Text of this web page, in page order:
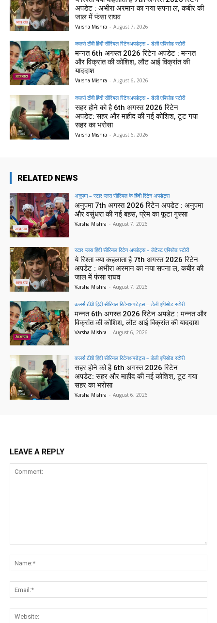
अपडेट : अभीरा अरमान का नया सपना ल, कबीर की
जाल में फंसा राघव
Varsha Mishra - August 7, 2026
कलर्स टीवी हिंदी सीरियल रिटेनअपडेट्स – डेली एपिसोड स्टोरी
मन्नत 6th अगस्त 2026 रिटेन अपडेट : मन्नत
और विक्रांत की कोशिश, लौट आई विक्रांत की
याददाश
Varsha Mishra - August 6, 2026
कलर्स टीवी हिंदी सीरियल रिटेनअपडेट्स – डेली एपिसोड स्टोरी
सहर होने को है 6th अगस्त 2026 रिटेन
अपडेट: सहर और माहीद की नई कोशिश, टूट गया
सहर का भरोसा
Varsha Mishra - August 6, 2026
RELATED NEWS
अनुपमा – स्टार प्लस सीरियल के हिंदी रिटेन अपडेट्स
अनुपमा 7th अगस्त 2026 रिटेन अपडेट : अनुपमा
और वसुंधरा की नई बहस, प्रेम का फूटा गुस्सा
Varsha Mishra - August 7, 2026
स्टार प्लस हिंदी सीरियल रिटेन अपडेट्स – लेटेस्ट एपिसोड स्टोरी
ये रिश्ता क्या कहलाता है 7th अगस्त 2026 रिटेन
अपडेट : अभीरा अरमान का नया सपना ल, कबीर की
जाल में फंसा राघव
Varsha Mishra - August 7, 2026
कलर्स टीवी हिंदी सीरियल रिटेनअपडेट्स – डेली एपिसोड स्टोरी
मन्नत 6th अगस्त 2026 रिटेन अपडेट : मन्नत और
विक्रांत की कोशिश, लौट आई विक्रांत की याददाश
Varsha Mishra - August 6, 2026
कलर्स टीवी हिंदी सीरियल रिटेनअपडेट्स – डेली एपिसोड स्टोरी
सहर होने को है 6th अगस्त 2026 रिटेन
अपडेट: सहर और माहीद की नई कोशिश, टूट गया
सहर का भरोसा
Varsha Mishra - August 6, 2026
LEAVE A REPLY